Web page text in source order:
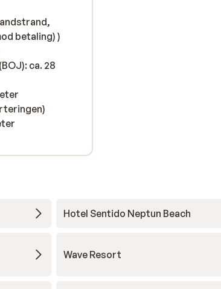
op
met
is het erg
betaling) )
ca. 28
Hotel Sentido Neptun Beach
Wave Resort